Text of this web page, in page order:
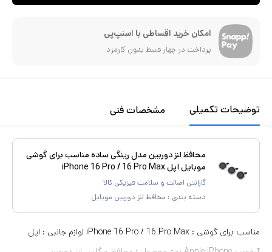
امکان خرید اقساطی با اسنپ‌پی
پرداخت در چهار قسط بدون کارمزد
توضیحات تکمیلی مشخصات فنی
محافظ لنز دوربین مدل رینگی ساده مناسب برای گوشی
موبایل اپل iPhone 16 Pro / 16 Pro Max
گارانتی اصالت و سلامت فیزیکی کالا
دسته بندی : محافظ لنز دوربین موبایل
مناسب برای گوشی : iPhone 16 Pro / 16 Pro Max لوازم جانبی : اپل